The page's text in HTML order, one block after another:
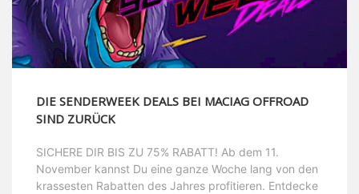
DIE SENDERWEEK DEALS BEI MACIAG OFFROAD
SIND ZURÜCK
SICHERE DIR BIS ZU 75% RABATT! Ab dem 11.
November kannst Du eine ganze Woche lang von den
krassesten Rabatten des Jahres profitieren. Entdecke